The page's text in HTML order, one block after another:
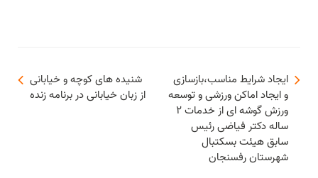
شنیده های کوچه و خیابانی
از زبان خیابانی در برنامه زنده
ایجاد شرایط مناسب،بازسازی
و ایجاد اماکن ورزشی و توسعه
ورزش گوشه ای از خدمات ۲
ساله دکتر فیاضی رئیس
سابق هیئت بسکتبال
شهرستان رفسنجان